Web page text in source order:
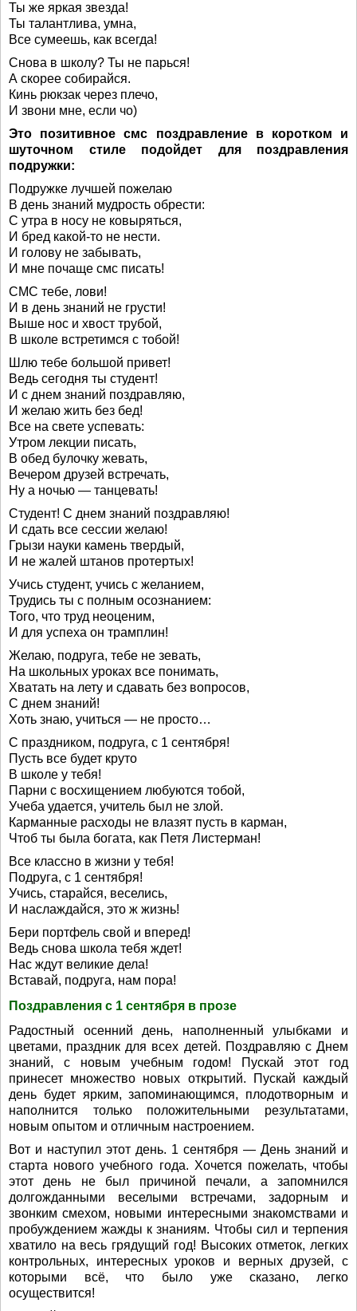
Ты же яркая звезда!
Ты талантлива, умна,
Все сумеешь, как всегда!
Снова в школу? Ты не парься!
А скорее собирайся.
Кинь рюкзак через плечо,
И звони мне, если чо)
Это позитивное смс поздравление в коротком и
шуточном стиле подойдет для поздравления
подружки:
Подружке лучшей пожелаю
В день знаний мудрость обрести:
С утра в носу не ковыряться,
И бред какой-то не нести.
И голову не забывать,
И мне почаще смс писать!
СМС тебе, лови!
И в день знаний не грусти!
Выше нос и хвост трубой,
В школе встретимся с тобой!
Шлю тебе большой привет!
Ведь сегодня ты студент!
И с днем знаний поздравляю,
И желаю жить без бед!
Все на свете успевать:
Утром лекции писать,
В обед булочку жевать,
Вечером друзей встречать,
Ну а ночью — танцевать!
Студент! С днем знаний поздравляю!
И сдать все сессии желаю!
Грызи науки камень твердый,
И не жалей штанов протертых!
Учись студент, учись с желанием,
Трудись ты с полным осознанием:
Того, что труд неоценим,
И для успеха он трамплин!
Желаю, подруга, тебе не зевать,
На школьных уроках все понимать,
Хватать на лету и сдавать без вопросов,
С днем знаний!
Хоть знаю, учиться — не просто…
С праздником, подруга, с 1 сентября!
Пусть все будет круто
В школе у тебя!
Парни с восхищением любуются тобой,
Учеба удается, учитель был не злой.
Карманные расходы не влазят пусть в карман,
Чтоб ты была богата, как Петя Листерман!
Все классно в жизни у тебя!
Подруга, с 1 сентября!
Учись, старайся, веселись,
И наслаждайся, это ж жизнь!
Бери портфель свой и вперед!
Ведь снова школа тебя ждет!
Нас ждут великие дела!
Вставай, подруга, нам пора!
Поздравления с 1 сентября в прозе
Радостный осенний день, наполненный улыбками и
цветами, праздник для всех детей. Поздравляю с Днем
знаний, с новым учебным годом! Пускай этот год
принесет множество новых открытий. Пускай каждый
день будет ярким, запоминающимся, плодотворным и
наполнится только положительными результатами,
новым опытом и отличным настроением.
Вот и наступил этот день. 1 сентября — День знаний и
старта нового учебного года. Хочется пожелать, чтобы
этот день не был причиной печали, а запомнился
долгожданными веселыми встречами, задорным и
звонким смехом, новыми интересными знакомствами и
пробуждением жажды к знаниям. Чтобы сил и терпения
хватило на весь грядущий год! Высоких отметок, легких
контрольных, интересных уроков и верных друзей, с
которыми всё, что было уже сказано, легко
осуществится!